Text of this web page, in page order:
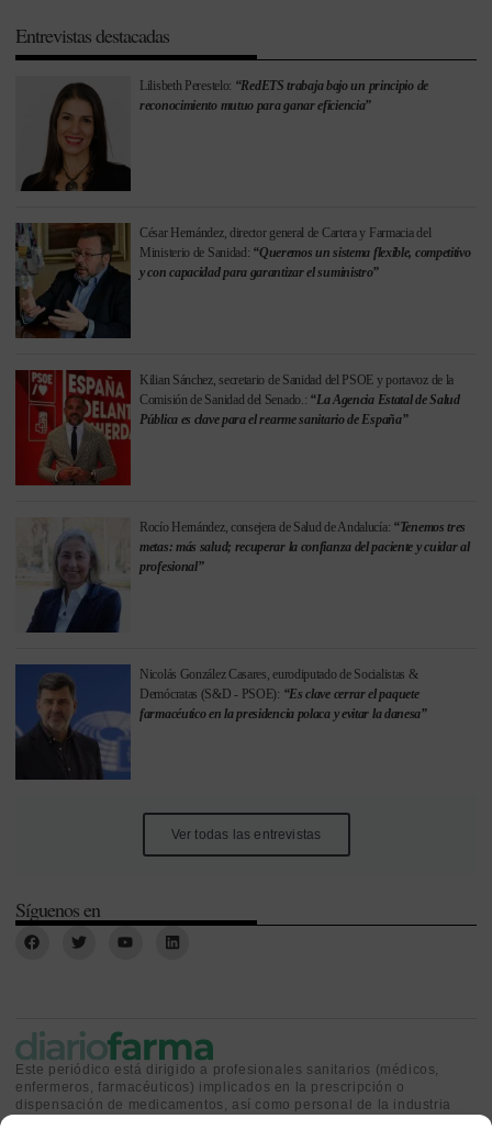
Entrevistas destacadas
Lilisbeth Perestelo: “RedETS trabaja bajo un principio de
reconocimiento mutuo para ganar eficiencia”
César Hernández, director general de Cartera y Farmacia del
Ministerio de Sanidad: “Queremos un sistema flexible, competitivo
y con capacidad para garantizar el suministro”
Kilian Sánchez, secretario de Sanidad del PSOE y portavoz de la
Comisión de Sanidad del Senado.: “La Agencia Estatal de Salud
Pública es clave para el rearme sanitario de España”
Rocío Hernández, consejera de Salud de Andalucía: “Tenemos tres
metas: más salud; recuperar la confianza del paciente y cuidar al
profesional”
Nicolás González Casares, eurodiputado de Socialistas &
Demócratas (S&D - PSOE): “Es clave cerrar el paquete
farmacéutico en la presidencia polaca y evitar la danesa”
Ver todas las entrevistas
Síguenos en
Este periódico está dirigido a profesionales sanitarios (médicos,
enfermeros, farmacéuticos) implicados en la prescripción o
dispensación de medicamentos, así como personal de la industria